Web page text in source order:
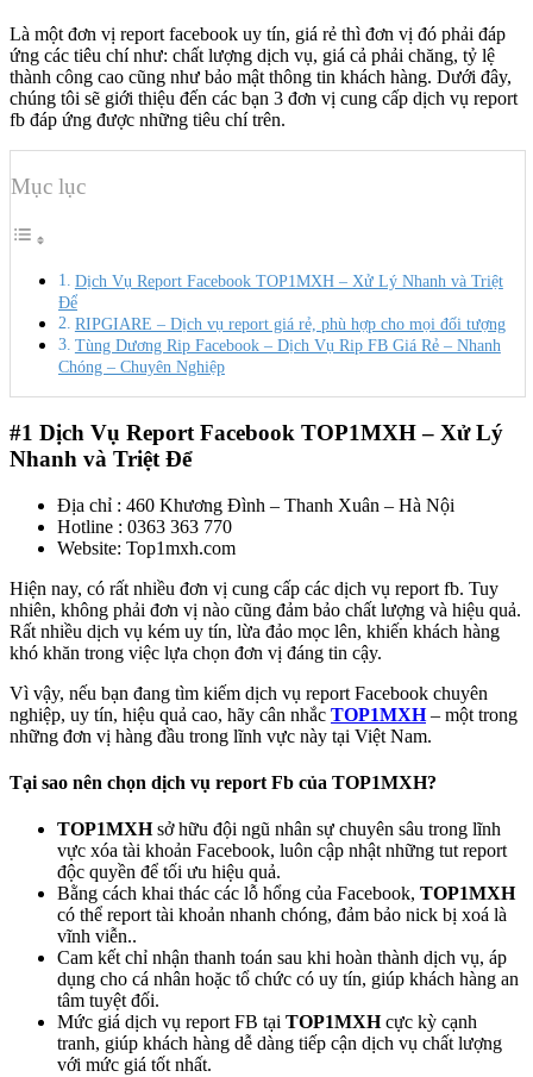
Là một đơn vị report facebook uy tín, giá rẻ thì đơn vị đó phải đáp
ứng các tiêu chí như: chất lượng dịch vụ, giá cả phải chăng, tỷ lệ
thành công cao cũng như bảo mật thông tin khách hàng. Dưới đây,
chúng tôi sẽ giới thiệu đến các bạn 3 đơn vị cung cấp dịch vụ report
fb đáp ứng được những tiêu chí trên.
Mục lục
Dịch Vụ Report Facebook TOP1MXH – Xử Lý Nhanh và Triệt
Để
RIPGIARE – Dịch vụ report giá rẻ, phù hợp cho mọi đối tượng
Tùng Dương Rip Facebook – Dịch Vụ Rip FB Giá Rẻ – Nhanh
Chóng – Chuyên Nghiệp
#1 Dịch Vụ Report Facebook TOP1MXH – Xử Lý
Nhanh và Triệt Để
Địa chỉ : 460 Khương Đình – Thanh Xuân – Hà Nội
Hotline : 0363 363 770
Website: Top1mxh.com
Hiện nay, có rất nhiều đơn vị cung cấp các dịch vụ report fb. Tuy
nhiên, không phải đơn vị nào cũng đảm bảo chất lượng và hiệu quả.
Rất nhiều dịch vụ kém uy tín, lừa đảo mọc lên, khiến khách hàng
khó khăn trong việc lựa chọn đơn vị đáng tin cậy.
Vì vậy, nếu bạn đang tìm kiếm dịch vụ report Facebook chuyên
nghiệp, uy tín, hiệu quả cao, hãy cân nhắc TOP1MXH– một trong
những đơn vị hàng đầu trong lĩnh vực này tại Việt Nam.
Tại sao nên chọn dịch vụ report Fb của TOP1MXH?
TOP1MXHsở hữu đội ngũ nhân sự chuyên sâu trong lĩnh
vực xóa tài khoản Facebook, luôn cập nhật những tut report
độc quyền để tối ưu hiệu quả.
Bằng cách khai thác các lỗ hổng của Facebook, TOP1MXH
có thể report tài khoản nhanh chóng, đảm bảo nick bị xoá là
vĩnh viễn..
Cam kết chỉ nhận thanh toán sau khi hoàn thành dịch vụ, áp
dụng cho cá nhân hoặc tổ chức có uy tín, giúp khách hàng an
tâm tuyệt đối.
Mức giá dịch vụ report FB tại TOP1MXHcực kỳ cạnh
tranh, giúp khách hàng dễ dàng tiếp cận dịch vụ chất lượng
với mức giá tốt nhất.